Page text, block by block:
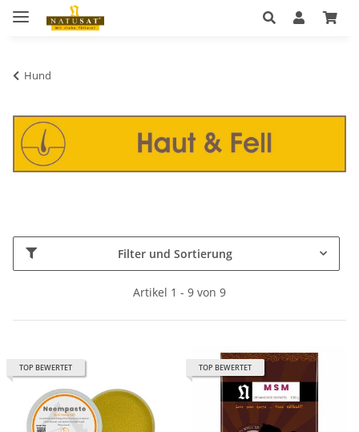
Hund
Filter und Sortierung
Artikel 1 - 9 von 9
TOP BEWERTET TOP BEWERTET